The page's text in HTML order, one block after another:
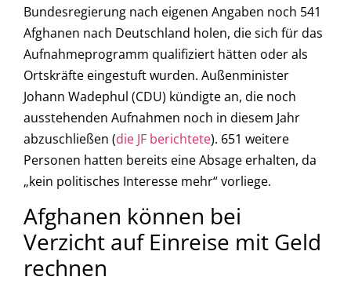
Bundesregierung nach eigenen Angaben noch 541
Afghanen nach Deutschland holen, die sich für das
Aufnahmeprogramm qualifiziert hätten oder als
Ortskräfte eingestuft wurden. Außenminister
Johann Wadephul (CDU) kündigte an, die noch
ausstehenden Aufnahmen noch in diesem Jahr
abzuschließen (die JF berichtete). 651 weitere
Personen hatten bereits eine Absage erhalten, da
„kein politisches Interesse mehr“ vorliege.
Afghanen können bei
Verzicht auf Einreise mit Geld
rechnen